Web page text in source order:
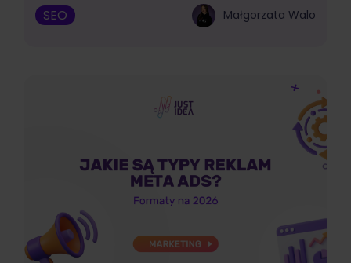
SEO Małgorzata Walo